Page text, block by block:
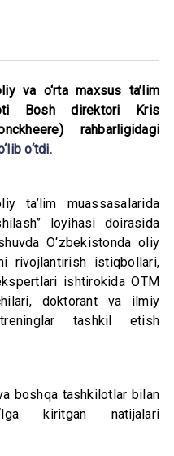
va o‘rta maxsus ta’lim
Bosh direktori Kris
rahbarligidagi
o‘tdi.
ta’lim muassasalarida
loyihasi doirasida
O‘zbekistonda oliy
rivojlantirish istiqbollari,
ishtirokida OTM
doktorant va ilmiy
tashkil etish
boshqa tashkilotlar bilan
kiritgan natijalari